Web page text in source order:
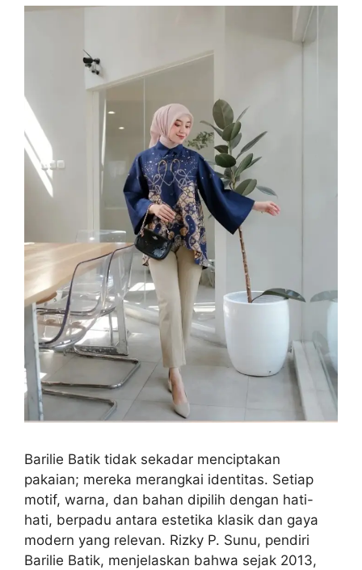
Barilie Batik tidak sekadar menciptakan
pakaian; mereka merangkai identitas. Setiap
motif, warna, dan bahan dipilih dengan hati-
hati, berpadu antara estetika klasik dan gaya
modern yang relevan. Rizky P. Sunu, pendiri
Barilie Batik, menjelaskan bahwa sejak 2013,